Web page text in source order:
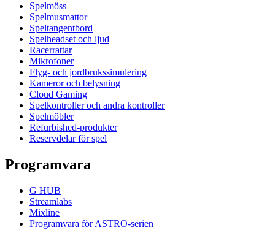
Spelmöss
Spelmusmattor
Speltangentbord
Spelheadset och ljud
Racerrattar
Mikrofoner
Flyg- och jordbrukssimulering
Kameror och belysning
Cloud Gaming
Spelkontroller och andra kontroller
Spelmöbler
Refurbished-produkter
Reservdelar för spel
Programvara
G HUB
Streamlabs
Mixline
Programvara för ASTRO-serien